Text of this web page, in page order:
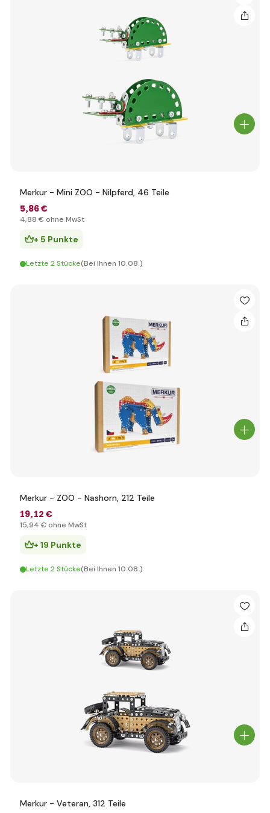
Merkur - Mini ZOO - Nilpferd, 46 Teile
5,86 €
4,88 € ohne MwSt
+ 5 Punkte
Letzte 2 Stücke(Bei Ihnen 10.08.)
Merkur - ZOO - Nashorn, 212 Teile
19,12 €
15,94 € ohne MwSt
+ 19 Punkte
Letzte 2 Stücke(Bei Ihnen 10.08.)
Merkur - Veteran, 312 Teile